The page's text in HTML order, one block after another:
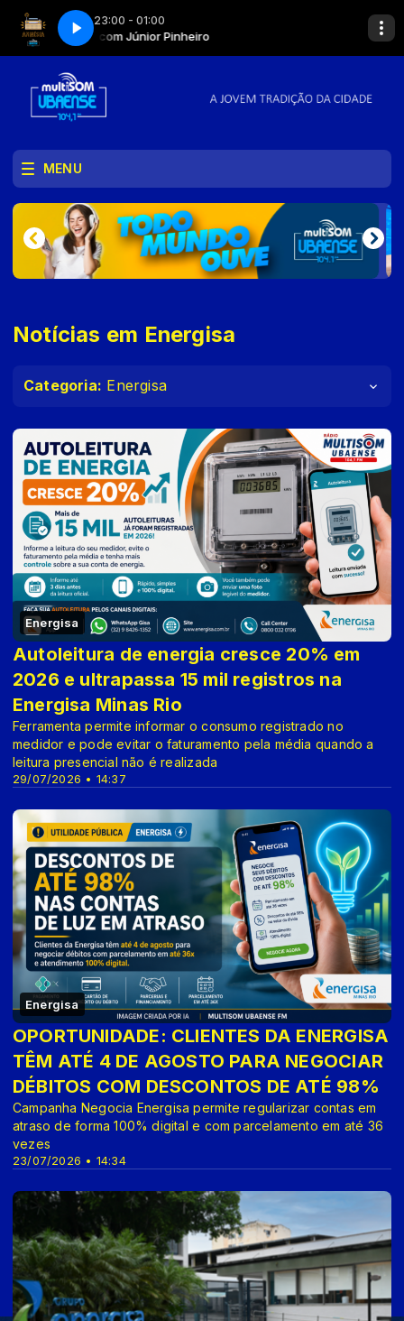
23:00 - 01:00
Amnésia com Júnior Pinheiro Amnésia com Júnior
MENU
Notícias em Energisa
Categoria: Energisa
Energisa
29/07/2026 • 14:37
Autoleitura de energia cresce 20% em
2026 e ultrapassa 15 mil registros na
Energisa Minas Rio
Ferramenta permite informar o consumo registrado no
medidor e pode evitar o faturamento pela média quando a
leitura presencial não é realizada
Energisa
23/07/2026 • 14:34
OPORTUNIDADE: CLIENTES DA ENERGISA
TÊM ATÉ 4 DE AGOSTO PARA NEGOCIAR
DÉBITOS COM DESCONTOS DE ATÉ 98%
Campanha Negocia Energisa permite regularizar contas em
atraso de forma 100% digital e com parcelamento em até 36
vezes